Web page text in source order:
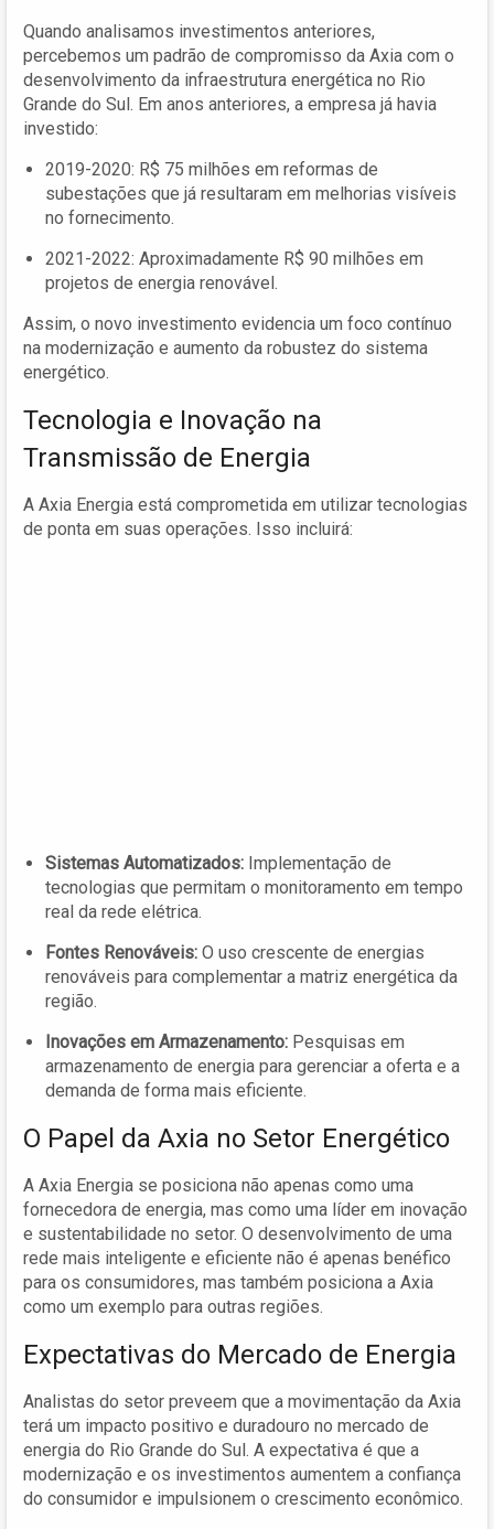
Quando analisamos investimentos anteriores,
percebemos um padrão de compromisso da Axia com o
desenvolvimento da infraestrutura energética no Rio
Grande do Sul. Em anos anteriores, a empresa já havia
investido:
2019-2020: R$ 75 milhões em reformas de
subestações que já resultaram em melhorias visíveis
no fornecimento.
2021-2022: Aproximadamente R$ 90 milhões em
projetos de energia renovável.
Assim, o novo investimento evidencia um foco contínuo
na modernização e aumento da robustez do sistema
energético.
Tecnologia e Inovação na
Transmissão de Energia
A Axia Energia está comprometida em utilizar tecnologias
de ponta em suas operações. Isso incluirá:
Sistemas Automatizados: Implementação de
tecnologias que permitam o monitoramento em tempo
real da rede elétrica.
Fontes Renováveis: O uso crescente de energias
renováveis para complementar a matriz energética da
região.
Inovações em Armazenamento: Pesquisas em
armazenamento de energia para gerenciar a oferta e a
demanda de forma mais eficiente.
O Papel da Axia no Setor Energético
A Axia Energia se posiciona não apenas como uma
fornecedora de energia, mas como uma líder em inovação
e sustentabilidade no setor. O desenvolvimento de uma
rede mais inteligente e eficiente não é apenas benéfico
para os consumidores, mas também posiciona a Axia
como um exemplo para outras regiões.
Expectativas do Mercado de Energia
Analistas do setor preveem que a movimentação da Axia
terá um impacto positivo e duradouro no mercado de
energia do Rio Grande do Sul. A expectativa é que a
modernização e os investimentos aumentem a confiança
do consumidor e impulsionem o crescimento econômico.